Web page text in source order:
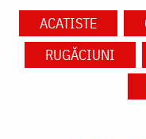
ACATISTE
RUGĂCIUNI